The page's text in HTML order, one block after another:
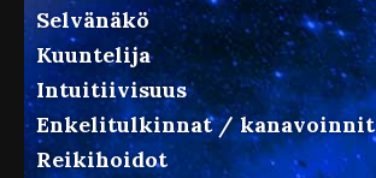
Selvänäkö
Kuuntelija
Intuitiivisuus
Enkelitulkinnat / kanavoinnit
Reikihoidot